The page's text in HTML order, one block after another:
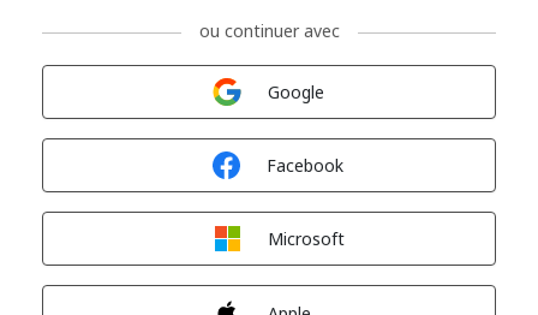
ou continuer avec
Google
Facebook
Microsoft